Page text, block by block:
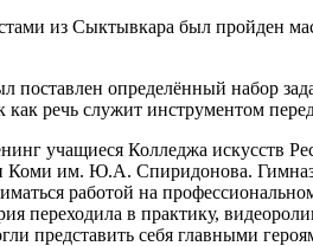
из Сыктывкара был пройден
поставлен определённый набор
как речь служит инструментом
учащиеся Колледжа искусств
Коми им. Ю.А. Спиридонова.
работой на
переходила в практику,
представить себя главными